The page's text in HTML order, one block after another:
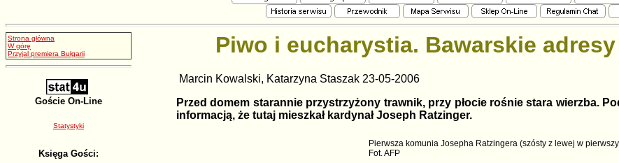
Strona główna
W górę
Przyjal premiera Bułgarii
Goście On-Line
Statystyki
Księga Gości:
Piwo i eucharystia. Bawarskie
Marcin Kowalski, Katarzyna Staszak 23-05-2006
Przed domem starannie przystrzyżony trawnik, przy płocie rośnie stara wierzba.
informacją, że tutaj mieszkał kardynał Joseph Ratzinger.
Pierwsza komunia Josepha Ratzingera (szósty z lewej w
Fot. AFP